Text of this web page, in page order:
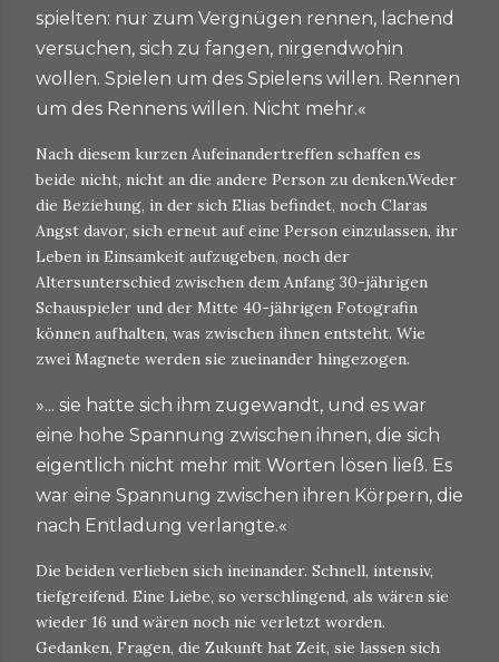
spielten: nur zum Vergnügen rennen, lachend
versuchen, sich zu fangen, nirgendwohin
wollen. Spielen um des Spielens willen. Rennen
um des Rennens willen. Nicht mehr.«
Nach diesem kurzen Aufeinandertreffen schaffen es
beide nicht, nicht an die andere Person zu denken.Weder
die Beziehung, in der sich Elias befindet, noch Claras
Angst davor, sich erneut auf eine Person einzulassen, ihr
Leben in Einsamkeit aufzugeben, noch der
Altersunterschied zwischen dem Anfang 30-jährigen
Schauspieler und der Mitte 40-jährigen Fotografin
können aufhalten, was zwischen ihnen entsteht. Wie
zwei Magnete werden sie zueinander hingezogen.
»... sie hatte sich ihm zugewandt, und es war
eine hohe Spannung zwischen ihnen, die sich
eigentlich nicht mehr mit Worten lösen ließ. Es
war eine Spannung zwischen ihren Körpern, die
nach Entladung verlangte.«
Die beiden verlieben sich ineinander. Schnell, intensiv,
tiefgreifend. Eine Liebe, so verschlingend, als wären sie
wieder 16 und wären noch nie verletzt worden.
Gedanken, Fragen, die Zukunft hat Zeit, sie lassen sich